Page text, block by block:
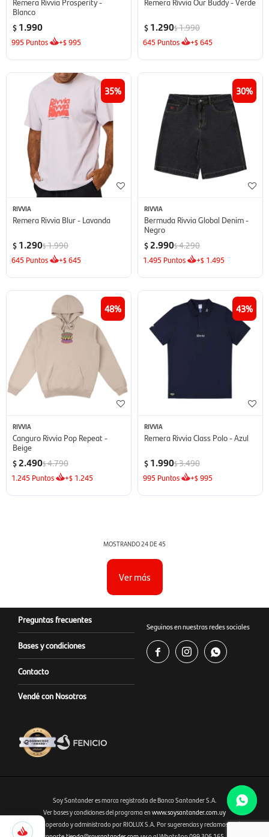
Selecciona
995
Blanco
$ 1.990
995 Puntos +$995
$ 1.290$1.990
645 Puntos +$645
35
RIVVIA
Remera Rivvia Blur - Lavanda
$ 1.290$1.990
645 Puntos +$645
30
RIVVIA
Bermuda Rivvia Global Denim -
Negro
$ 2.990$4.290
1.495 Puntos +$ 1.495
48
RIVVIA
Canguro Rivvia Pop Repeat -
Beige
$ 2.490$4.790
1.245 Puntos +$ 1.245
43
RIVVIA
Remera Rivvia Class Polo - Azul
$ 1.990$3.490
995 Puntos +$995
MOSTRANDO24DE45
Ver más
Preguntas frecuentes
Bases y condiciones
Contacto
Vendé con Nosotros
Seguinos en nuestras redes sociales
  
Fenicio eCommerce Uruguay
Soy Santander es marca registrada de Banco Santander S.A.
Ver bases y condiciones del programa en www.soysantander.com.uy
Este sitio es operado y administrado por RIOLUX S.A. Por sugerencias y reclamos, diríjase a